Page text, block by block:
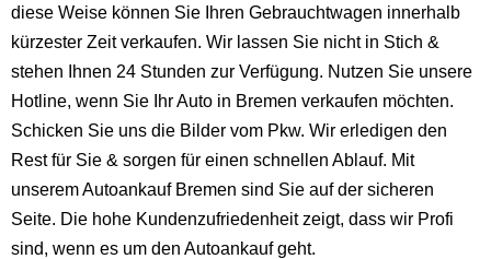
diese Weise können Sie Ihren Gebrauchtwagen innerhalb
kürzester Zeit verkaufen. Wir lassen Sie nicht in Stich &
stehen Ihnen 24 Stunden zur Verfügung. Nutzen Sie unsere
Hotline, wenn Sie Ihr Auto in Bremen verkaufen möchten.
Schicken Sie uns die Bilder vom Pkw. Wir erledigen den
Rest für Sie & sorgen für einen schnellen Ablauf. Mit
unserem Autoankauf Bremen sind Sie auf der sicheren
Seite. Die hohe Kundenzufriedenheit zeigt, dass wir Profi
sind, wenn es um den Autoankauf geht.